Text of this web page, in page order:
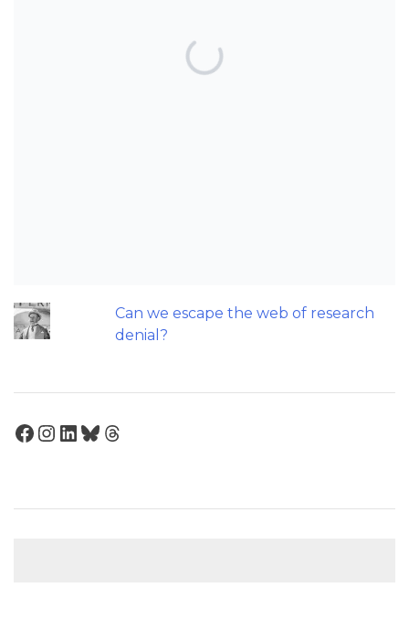
TOP POSTS & PAGES
Can AI really be used for orthodontic
Can we escape the web of research
denial?
Facebook
Instagram
LinkedIn
Bluesky
Threads